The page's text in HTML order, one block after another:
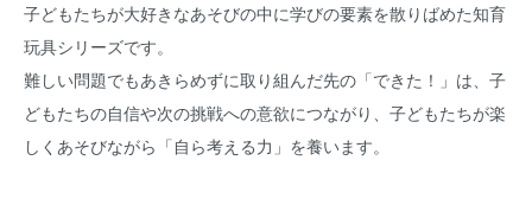
子どもたちが大好きなあそびの中に学びの要素を散りばめた知育
玩具シリーズです。
難しい問題でもあきらめずに取り組んだ先の「できた！」は、子
どもたちの自信や次の挑戦への意欲につながり、子どもたちが楽
しくあそびながら「自ら考える力」を養います。